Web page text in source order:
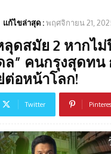
แก้ไขล่าสุด :พฤศจิกายน 21,
ลุดสมัย 2 หากไ
ล” คนกรุงสุดทน
ต่อหน้าโลก!
Twitter